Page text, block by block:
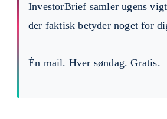
InvestorBrief samler ugens
der faktisk betyder noget for
Én mail. Hver søndag. Gratis.